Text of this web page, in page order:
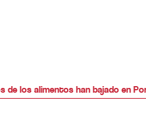
de los alimentos han bajado en